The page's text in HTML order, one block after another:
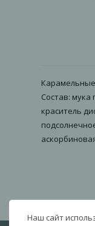
Состав: мука
краситель
Наш сайт